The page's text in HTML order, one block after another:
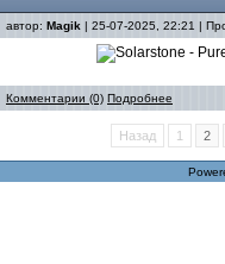
автор: Magik | 25-07-2025, 22:21 |
Комментарии (0) Подробнее
Назад 1 2